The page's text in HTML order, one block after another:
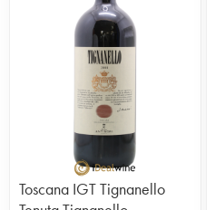
Toscana IGT Tignanello